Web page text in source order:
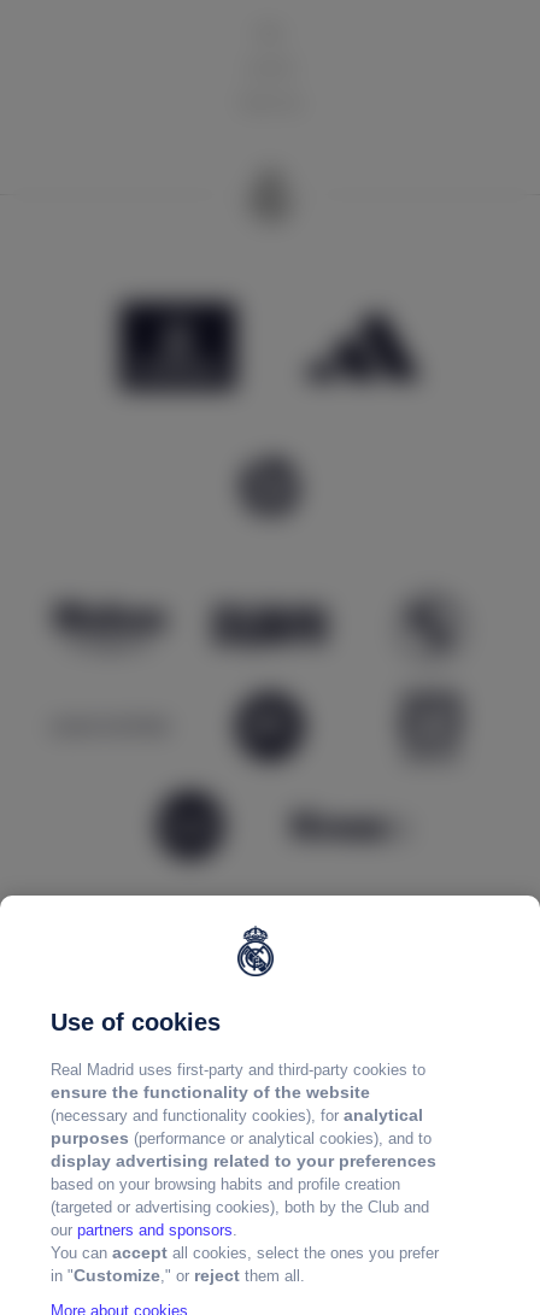
Use of cookies
Real Madrid uses first-party and third-party cookies to
ensure the functionality of the website
(necessary and functionality cookies), foranalytical
purposes (performance or analytical cookies), and to
display advertising related to your preferences
based on your browsing habits and profile creation
(targeted or advertising cookies), both by the Club and
ourpartners and sponsors.
You canaccept all cookies, select the ones you prefer
in "Customize," or reject them all.
More about cookies